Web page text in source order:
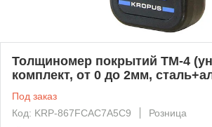
Толщиномер покрытий ТМ-4
комплект, от 0 до 2мм,
Под заказ
Код: KRP-867FCAC7A5C9
Розница